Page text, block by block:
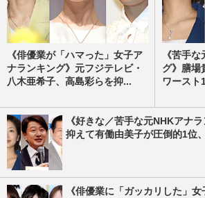
《俳優業が「ハマった」女子ア
ナランキング》元フジテレビ・
八木亜希子、高島彩らを抑...
《苦手
グ》膳場
ワースト
《好きな／苦手な元NHKアナ
抑えて有働由美子が圧倒的1位
《俳優業に「ガッカリした」